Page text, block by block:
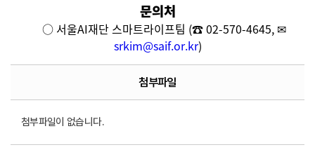
문의처
○ 서울AI재단 스마트라이프팀 (☎02-570-4645, ✉
srkim@saif.or.kr)
첨부파일
첨부파일이 없습니다.